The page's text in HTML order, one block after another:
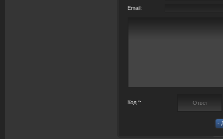
Email:
Код *: